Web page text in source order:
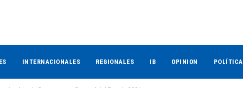
INTERNACIONALES REGIONALES IB OPINION POLÍTICA